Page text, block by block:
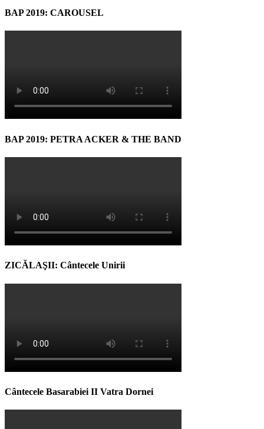
BAP 2019: CAROUSEL
BAP 2019: PETRA ACKER & THE BAND
ZICĂLAŞII: Cântecele Unirii
Cântecele Basarabiei II Vatra Dornei